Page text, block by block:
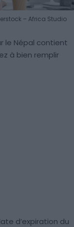
– Africa Studio
le Népal contient
à bien remplir
d’expiration du